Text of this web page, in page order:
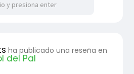
ha publicado una reseña en
del Pal